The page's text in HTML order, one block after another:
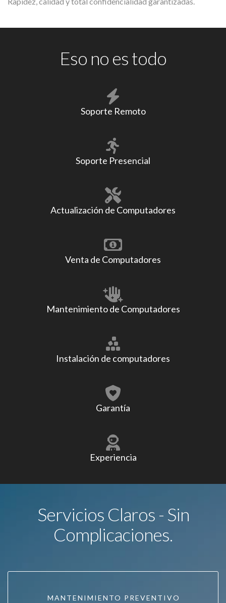
Eso no es todo
Soporte Remoto
Soporte Presencial
Actualización de Computadores
Venta de Computadores
Mantenimiento de Computadores
Instalación de computadores
Garantía
Experiencia
Servicios Claros - Sin
Complicaciones.
MANTENIMIENTO PREVENTIVO